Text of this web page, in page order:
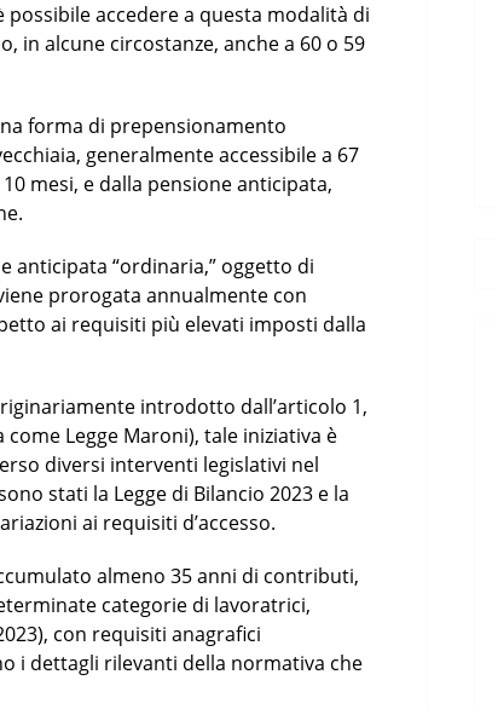
accedere a questa modalità di
in alcune circostanze, anche a 60 o 59
forma di prepensionamento
generalmente accessibile a 67
mesi, e dalla pensione anticipata,
anticipata “ordinaria,” oggetto di
prorogata annualmente con
ai requisiti più elevati imposti dalla
introdotto dall’articolo 1,
come Legge Maroni), tale iniziativa è
diversi interventi legislativi nel
stati la Legge di Bilancio 2023 e la
ai requisiti d’accesso.
almeno 35 anni di contributi,
categorie di lavoratrici,
con requisiti anagrafici
i dettagli rilevanti della normativa che